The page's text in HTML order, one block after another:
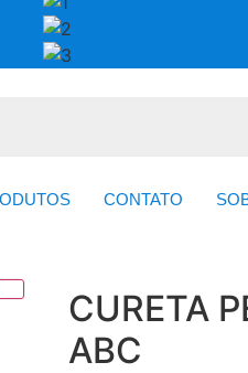
CONTATO
CURETA
ABC